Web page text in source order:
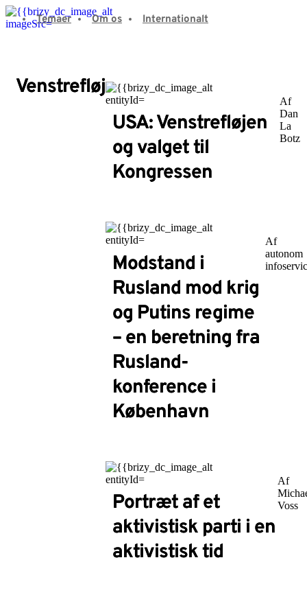
Fortsæt
til
Temaer Om os Internationalt
Venstrefløj
USA: Venstrefløjen
og valget til
Kongressen
Af
Dan
La
Botz
Modstand i
Rusland mod krig
og Putins regime
– en beretning fra
Rusland-
konference i
København
Af
autonom
Portræt af et
aktivistisk parti i en
aktivistisk tid
Af
Voss